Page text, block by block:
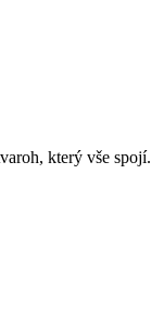
který vše spojí.